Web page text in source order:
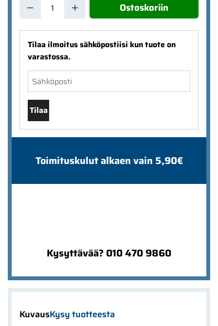
Ostoskoriin
Tilaa ilmoitus sähköpostiisi kun tuote on
varastossa.
Tilaa
Toimituskulut alkaen vain 5,90€
Kysyttävää? 010 470 9860
KuvausKysy tuotteesta